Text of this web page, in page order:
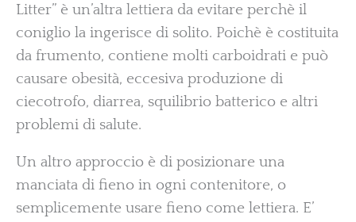
Litter” è un’altra lettiera da evitare perchè il
coniglio la ingerisce di solito. Poichè è costituita
da frumento, contiene molti carboidrati e può
causare obesità, eccesiva produzione di
ciecotrofo, diarrea, squilibrio batterico e altri
problemi di salute.
Un altro approccio è di posizionare una
manciata di fieno in ogni contenitore, o
semplicemente usare fieno come lettiera. E’